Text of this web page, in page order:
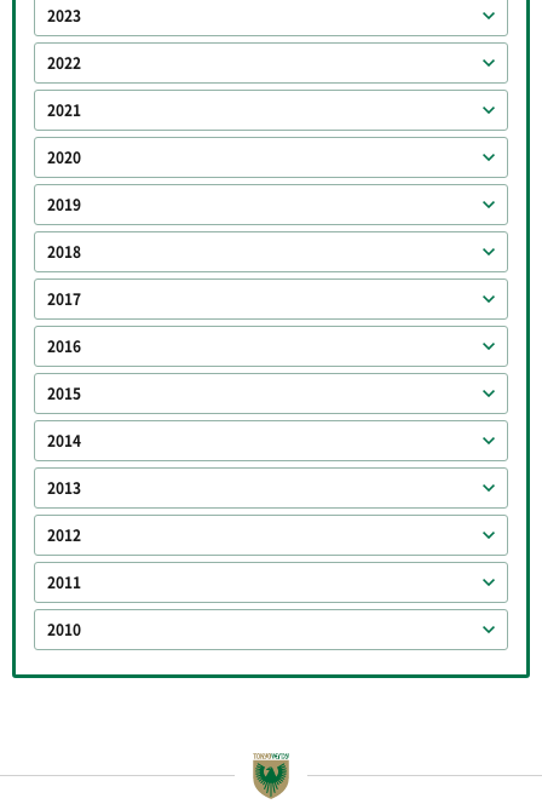
2023
2022
2021
2020
2019
2018
2017
2016
2015
2014
2013
2012
2011
2010